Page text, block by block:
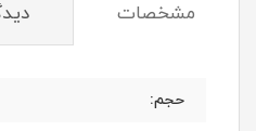
مشخصات
حجم: